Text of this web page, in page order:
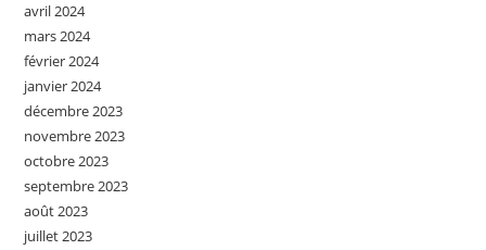
avril 2024
mars 2024
février 2024
janvier 2024
décembre 2023
novembre 2023
octobre 2023
septembre 2023
août 2023
juillet 2023